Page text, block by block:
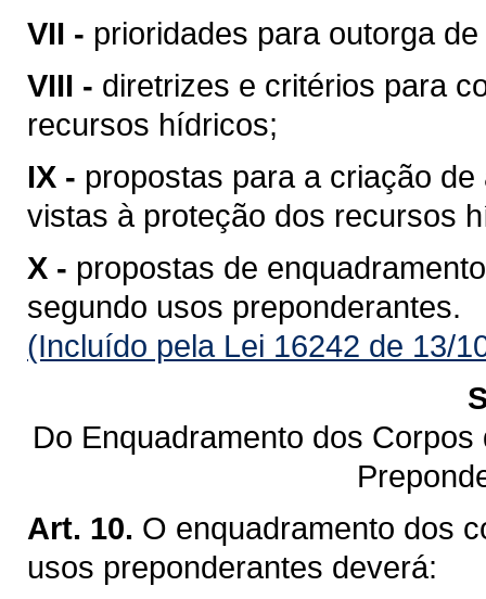
VII - prioridades para outorga
VIII - diretrizes e critérios para
recursos hídricos;
IX - propostas para a criação
vistas à proteção dos recursos
X - propostas de
segundo usos preponderantes.
(Incluído pela Lei 16242 de 13/
Do Enquadramento dos
Art. 10. O enquadramento dos
usos preponderantes deverá: